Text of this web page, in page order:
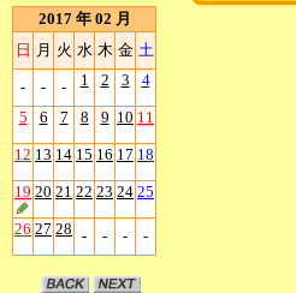
2017 年 02 月
日 月 火 水 木 金 土
- - - 1 2 3 4
5 6 7 8 9 10 11
12 13 14 15 16 17 18
19 20 21 22 23 24 25
26 27 28 - - - -